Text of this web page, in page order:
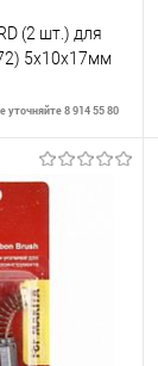
(2 шт.) для
5х10х17мм
уточняйте 8 914 55 80
В наличии